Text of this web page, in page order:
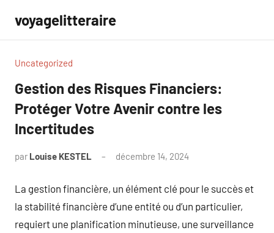
contenu
voyagelitteraire
Uncategorized
Gestion des Risques Financiers:
Protéger Votre Avenir contre les
Incertitudes
par Louise KESTEL décembre 14, 2024
La gestion financière, un élément clé pour le succès et
la stabilité financière d’une entité ou d’un particulier,
requiert une planification minutieuse, une surveillance